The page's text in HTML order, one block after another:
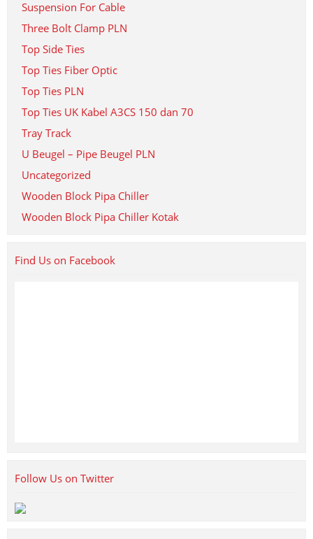
Suspension For Cable
Three Bolt Clamp PLN
Top Side Ties
Top Ties Fiber Optic
Top Ties PLN
Top Ties UK Kabel A3CS 150 dan 70
Tray Track
U Beugel – Pipe Beugel PLN
Uncategorized
Wooden Block Pipa Chiller
Wooden Block Pipa Chiller Kotak
Find Us on Facebook
Follow Us on Twitter